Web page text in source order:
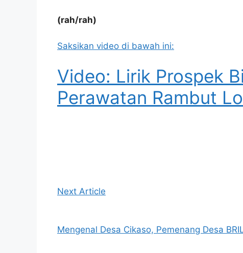
(rah/rah)
Saksikan video di bawah ini:
Video: Lirik Prospek
Perawatan Rambut
Next Article
Mengenal Desa Cikaso, Pemenang Desa